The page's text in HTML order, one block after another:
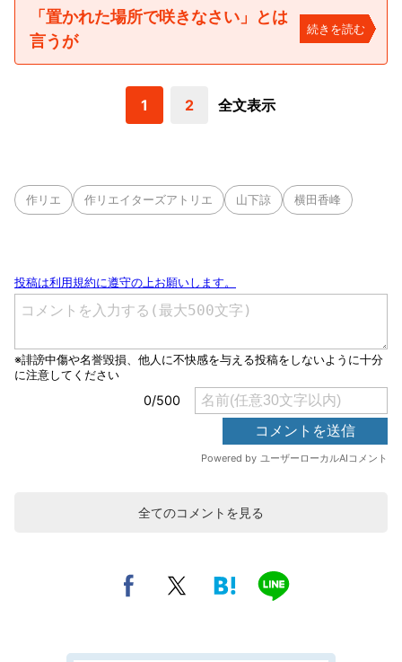
「置かれた場所で咲きなさい」とは
言うが
続きを読む
1 2 全文表示
作リエ 作リエイターズアトリエ 山下諒 横田香峰
全てのコメントを見る